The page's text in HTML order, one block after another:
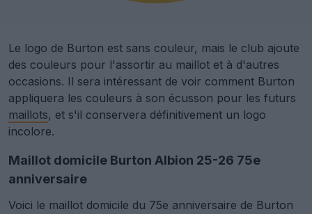
Le logo de Burton est sans couleur, mais le club ajoute
des couleurs pour l'assortir au maillot et à d'autres
occasions. Il sera intéressant de voir comment Burton
appliquera les couleurs à son écusson pour les futurs
maillots, et s'il conservera définitivement un logo
incolore.
Maillot domicile Burton Albion 25-26 75e
anniversaire
Voici le maillot domicile du 75e anniversaire de Burton